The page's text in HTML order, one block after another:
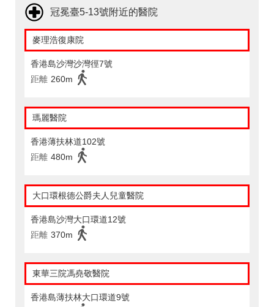
冠冕臺5-13號附近的醫院
麥理浩復康院
香港島沙灣沙灣徑7號
距離 260m
瑪麗醫院
香港薄扶林道102號
距離 480m
大口環根德公爵夫人兒童醫院
香港島沙灣大口環道12號
距離 370m
東華三院馮堯敬醫院
香港島薄扶林大口環道9號